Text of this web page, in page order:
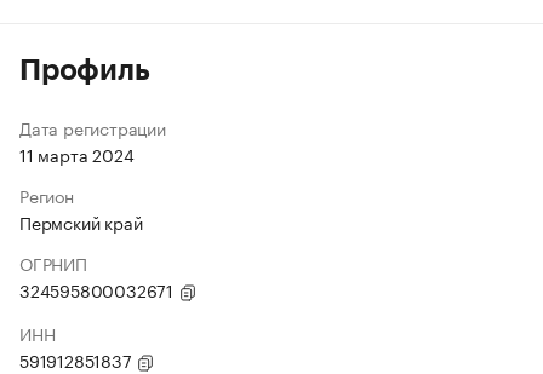
Профиль
Дата регистрации
11 марта 2024
Регион
Пермский край
ОГРНИП
324595800032671
ИНН
591912851837